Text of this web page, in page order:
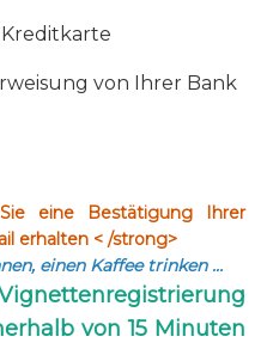
von Ihrer Bank
eine Bestätigung Ihrer
erhalten < /strong>
einen Kaffee trinken …
von 15 Minuten